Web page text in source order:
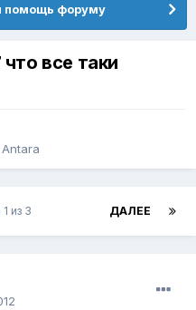
помощь форуму
все таки
ДАЛЕЕ
из 3